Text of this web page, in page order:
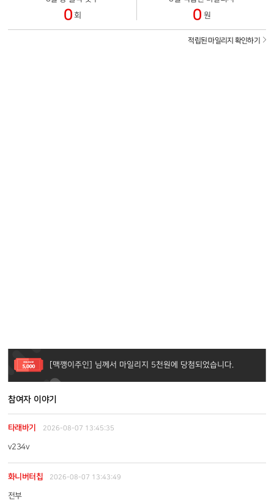
0 회 0 원
적립된 마일리지 확인하기
[맥깽이주인] 님께서 마일리지 5천원에 당첨되었습니다.
[pagodaad] 님께서 마일리지 1만원에 당첨되었습니다.
[젠트라디] 님께서 마일리지 1천원에 당첨되었습니다.
참여자 이야기
타래바기 2026-08-07 13:45:35
v234v
화니버터칩 2026-08-07 13:43:49
전부